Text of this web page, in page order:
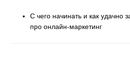
С чего начинать и как удачно
про онлайн-маркетинг